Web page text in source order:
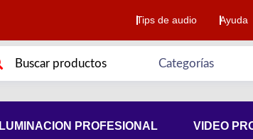
Tips de audio Ayuda
ILUMINACION PROFESIONAL VIDEO